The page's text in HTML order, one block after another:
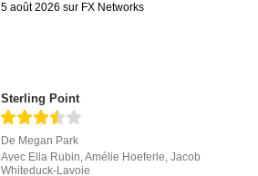
5 août 2026 sur FX Networks
Sterling Point
De Megan Park
Avec Ella Rubin,Amélie Hoeferle,Jacob
Whiteduck-Lavoie